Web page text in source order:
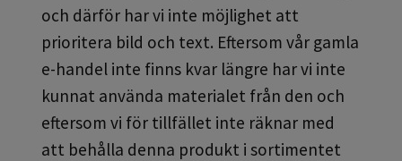
och därför har vi inte möjlighet att
prioritera bild och text. Eftersom vår gamla
e-handel inte finns kvar längre har vi inte
kunnat använda materialet från den och
eftersom vi för tillfället inte räknar med
att behålla denna produkt i sortimentet